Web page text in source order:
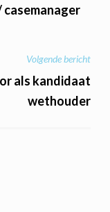
casemanager
Volgende bericht
als kandidaat
wethouder